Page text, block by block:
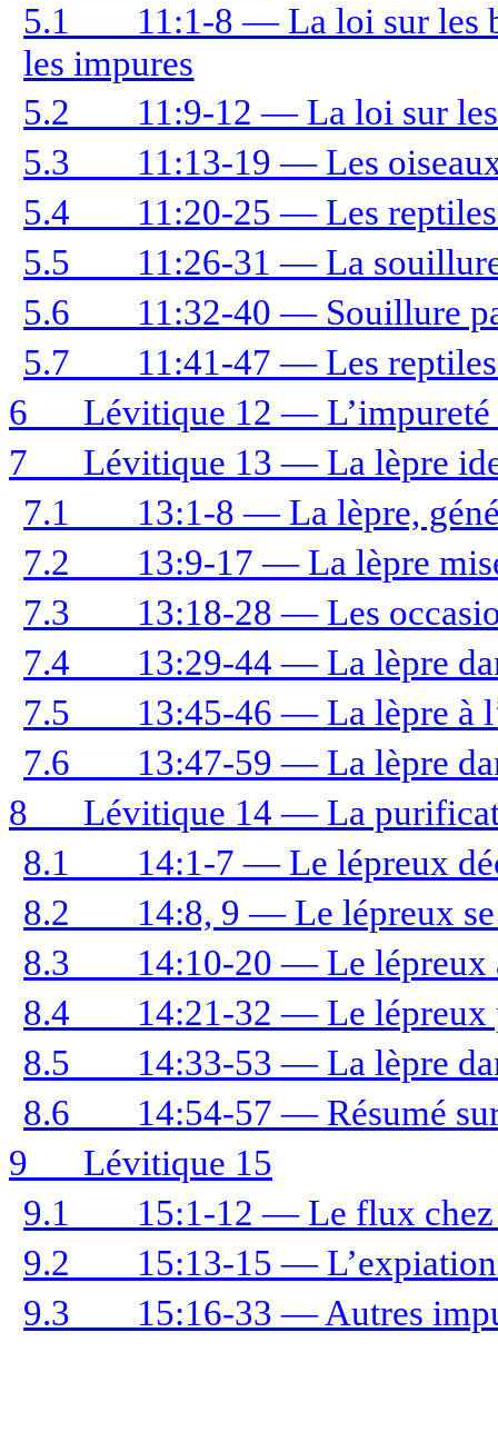
5.1
11:1-8 — La loi sur les
les impures
5.2
11:9-12 — La loi sur les
5.3
11:13-19 — Les
5.4
11:20-25 — Les
5.5
11:26-31 — La
5.6
11:32-40 — Souillure
5.7
11:41-47 — Les
6
Lévitique 12 — L’impureté
7
Lévitique 13 — La lèpre
7.1
13:1-8 — La lèpre,
7.2
13:9-17 — La lèpre
7.3
13:18-28 — Les
7.4
13:29-44 — La lèpre
7.5
13:45-46 — La lèpre à
7.6
13:47-59 — La lèpre
8
Lévitique 14 — La
8.1
14:1-7 — Le lépreux
8.2
14:8, 9 — Le lépreux
8.3
14:10-20 — Le lépreux
8.4
14:21-32 — Le lépreux
8.5
14:33-53 — La lèpre
8.6
14:54-57 — Résumé
9
Lévitique 15
9.1
15:1-12 — Le flux chez
9.2
15:13-15 —
9.3
15:16-33 — Autres